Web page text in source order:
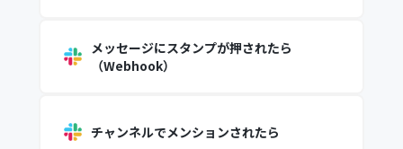
メッセージにスタンプが押されたら
（Webhook）
チャンネルでメンションされたら